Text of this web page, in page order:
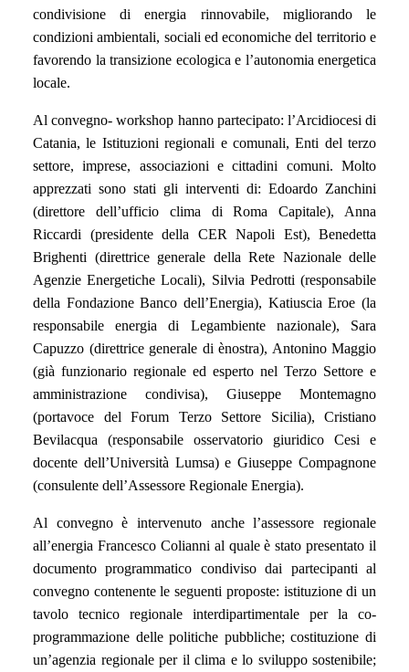
condivisione di energia rinnovabile, migliorando le
condizioni ambientali, sociali ed economiche del territorio e
favorendo la transizione ecologica e l’autonomia energetica
locale.
Al convegno- workshop hanno partecipato: l’Arcidiocesi di
Catania, le Istituzioni regionali e comunali, Enti del terzo
settore, imprese, associazioni e cittadini comuni. Molto
apprezzati sono stati gli interventi di: Edoardo Zanchini
(direttore dell’ufficio clima di Roma Capitale), Anna
Riccardi (presidente della CER Napoli Est), Benedetta
Brighenti (direttrice generale della Rete Nazionale delle
Agenzie Energetiche Locali), Silvia Pedrotti (responsabile
della Fondazione Banco dell’Energia), Katiuscia Eroe (la
responsabile energia di Legambiente nazionale), Sara
Capuzzo (direttrice generale di ènostra), Antonino Maggio
(già funzionario regionale ed esperto nel Terzo Settore e
amministrazione condivisa), Giuseppe Montemagno
(portavoce del Forum Terzo Settore Sicilia), Cristiano
Bevilacqua (responsabile osservatorio giuridico Cesi e
docente dell’Università Lumsa) e Giuseppe Compagnone
(consulente dell’Assessore Regionale Energia).
Al convegno è intervenuto anche l’assessore regionale
all’energia Francesco Colianni al quale è stato presentato il
documento programmatico condiviso dai partecipanti al
convegno contenente le seguenti proposte: istituzione di un
tavolo tecnico regionale interdipartimentale per la co-
programmazione delle politiche pubbliche; costituzione di
un’agenzia regionale per il clima e lo sviluppo sostenibile;